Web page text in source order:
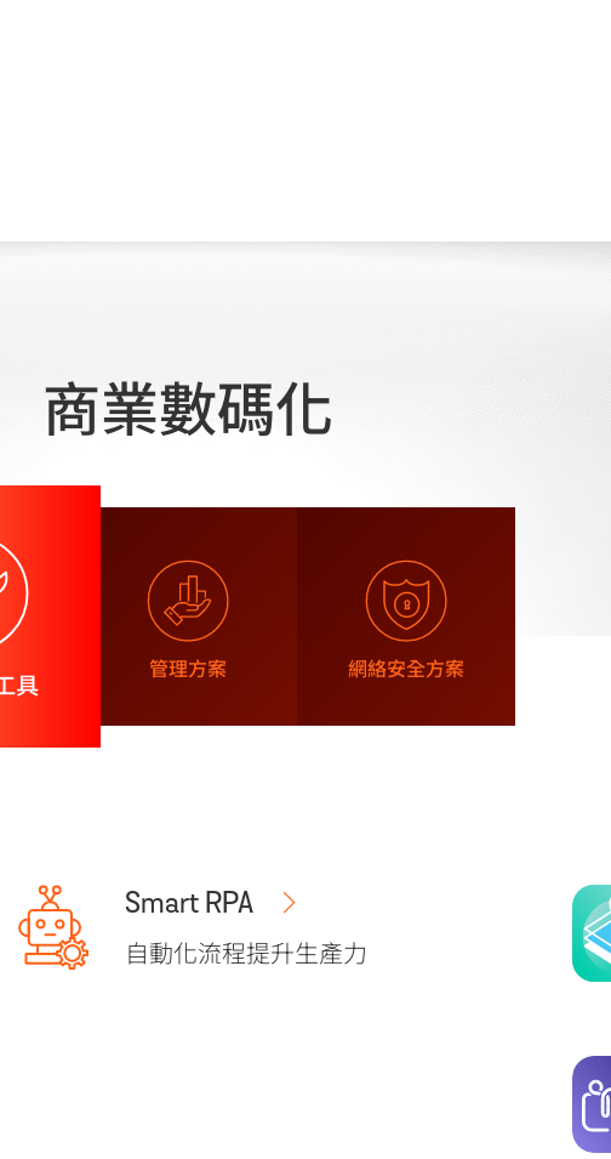
商業數碼化
具
管理方案 網絡安全方案
Smart RPA
自動化流程提升生產力